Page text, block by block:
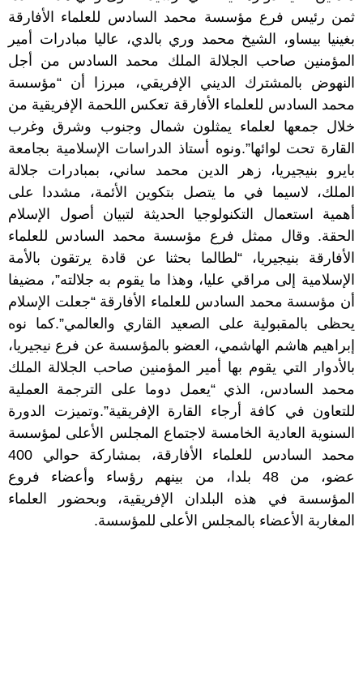
ثمن رئيس فرع مؤسسة محمد السادس للعلماء الأفارقة
بغينيا بيساو، الشيخ محمد وري بالدي، عاليا مبادرات أمير
المؤمنين صاحب الجلالة الملك محمد السادس من أجل
النهوض بالمشترك الديني الإفريقي، مبرزا أن “مؤسسة
محمد السادس للعلماء الأفارقة تعكس اللحمة الإفريقية من
خلال جمعها لعلماء يمثلون شمال وجنوب وشرق وغرب
القارة تحت لوائها”.ونوه أستاذ الدراسات الإسلامية بجامعة
بايرو بنيجيريا، زهر الدين محمد ساني، بمبادرات جلالة
الملك، لاسيما في ما يتصل بتكوين الأئمة، مشددا على
أهمية استعمال التكنولوجيا الحديثة لتبيان أصول الإسلام
الحقة. وقال ممثل فرع مؤسسة محمد السادس للعلماء
الأفارقة بنيجيريا، “لطالما بحثنا عن قادة يرتقون بالأمة
الإسلامية إلى مراقي عليا، وهذا ما يقوم به جلالته”، مضيفا
أن مؤسسة محمد السادس للعلماء الأفارقة “جعلت الإسلام
يحظى بالمقبولية على الصعيد القاري والعالمي”.كما نوه
إبراهيم هاشم الهاشمي، العضو بالمؤسسة عن فرع نيجيريا،
بالأدوار التي يقوم بها أمير المؤمنين صاحب الجلالة الملك
محمد السادس، الذي “يعمل دوما على الترجمة العملية
للتعاون في كافة أرجاء القارة الإفريقية”.وتميزت الدورة
السنوية العادية الخامسة لاجتماع المجلس الأعلى لمؤسسة
محمد السادس للعلماء الأفارقة، بمشاركة حوالي 400
عضو، من 48 بلدا، من بينهم رؤساء وأعضاء فروع
المؤسسة في هذه البلدان الإفريقية، وبحضور العلماء
المغاربة الأعضاء بالمجلس الأعلى للمؤسسة.